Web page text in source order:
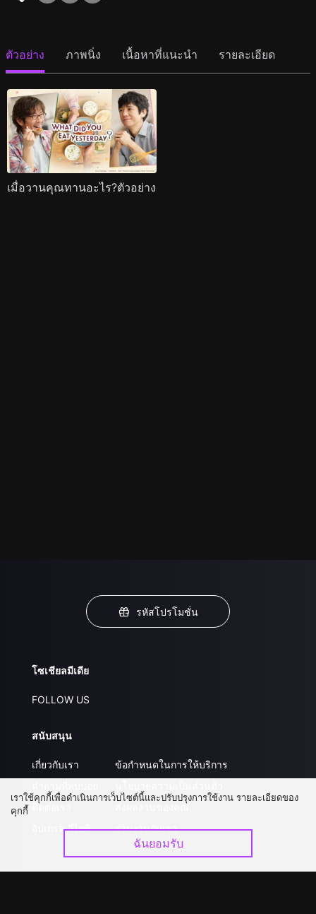
ตัวอย่าง ภาพนิ่ง เนื้อหาที่แนะนำ รายละเอียด
เมื่อวานคุณทานอะไร?ตัวอย่าง
รหัสโปรโมชั่น
โซเชียลมีเดีย
FOLLOW US
สนับสนุน
เกี่ยวกับเรา
ติดต่อเรา
อัปเกรด วีไอพี
ข้อกำหนดในการให้บริการ
ส่งผลงานของคุณ
ร่วมงานกับเรา
เราใช้คุกกี้เพื่อดำเนินการเว็บไซต์นี้และปรับปรุงการใช้งาน รายละเอียดของ
คุกกี้
ฉันยอมรับ